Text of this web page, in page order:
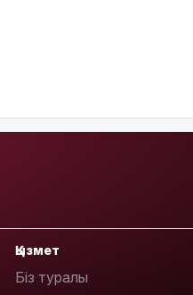
Қызмет
Біз туралы